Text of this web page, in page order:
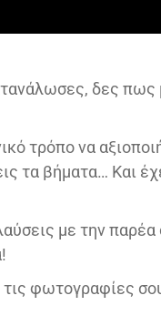
δες πως
τρόπο να
τα βήματα… Και
με την παρέα
φωτογραφίες